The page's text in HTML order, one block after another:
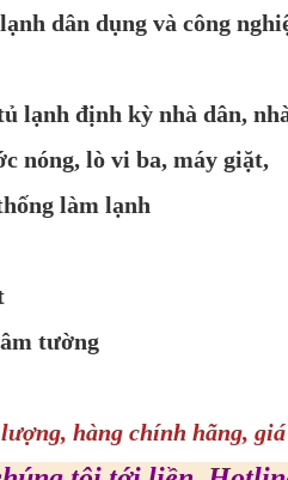
dân dụng và công
lạnh định kỳ nhà dân,
nóng, lò vi ba, máy giặt,
làm lạnh
tường
hàng chính hãng,